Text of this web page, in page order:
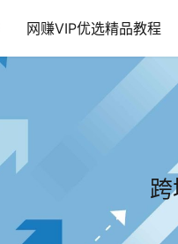
网赚VIP优选精品教程